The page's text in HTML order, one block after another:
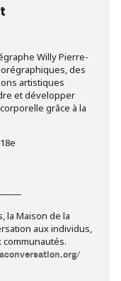
Willy Pierre-
des
artistiques
et développer
grâce à la
la Maison de la
aux individus,